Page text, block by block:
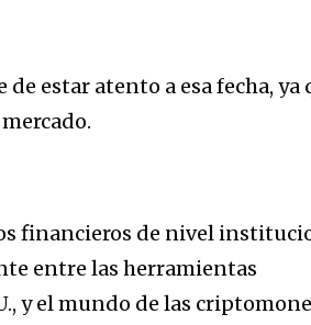
estar atento a esa fecha, ya
financieros de nivel
entre las herramientas
y el mundo de las